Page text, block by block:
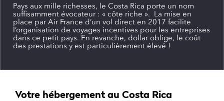
Pays aux mille richesses, le Costa Rica porte un nom
suffisamment évocateur : « côte riche ». La mise en
place par Air France d’un vol direct en 2017 facilite
l’organisation de voyages incentives pour les entreprises
dans ce petit pays. En revanche, dollar oblige, le coût
des prestations y est particulièrement élevé !
Votre hébergement au Costa Rica